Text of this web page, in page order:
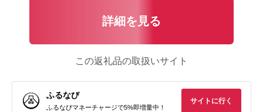
詳細を見る
この返礼品の取扱いサイト
ふるなび
ふるなびマネーチャージで5%即増量中！
サイトに行く